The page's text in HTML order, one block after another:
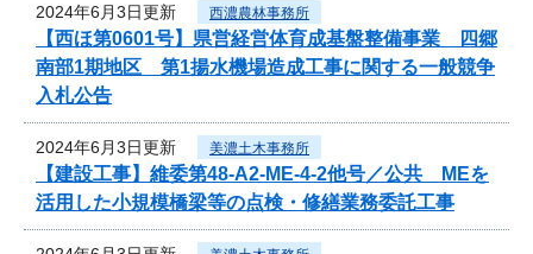
2024年6月3日更新 西濃農林事務所
【西ほ第0601号】県営経営体育成基盤整備事業 四郷
南部1期地区 第1揚水機場造成工事に関する一般競争
入札公告
2024年6月3日更新 美濃土木事務所
【建設工事】維委第48-A2-ME-4-2他号／公共 MEを
活用した小規模橋梁等の点検・修繕業務委託工事